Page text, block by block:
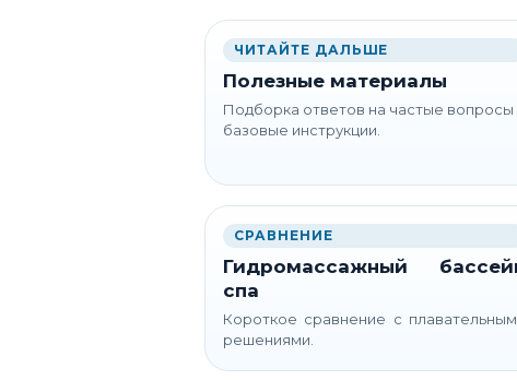
ЧИТАЙТЕ ДАЛЬШЕ
Полезные материалы
Подборка ответов на частые вопросы
базовые инструкции.
СРАВНЕНИЕ
Гидромассажный
спа
Короткое сравнение с
решениями.